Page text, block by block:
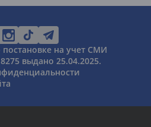
постановке на учет СМИ
выдано 25.04.2025.